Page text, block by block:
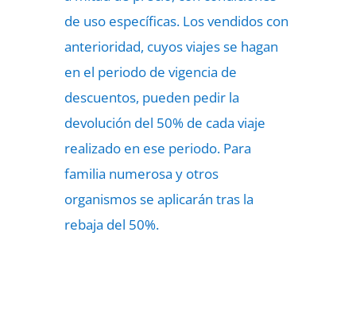
de uso específicas. Los vendidos con
anterioridad, cuyos viajes se hagan
en el periodo de vigencia de
descuentos, pueden pedir la
devolución del 50% de cada viaje
realizado en ese periodo. Para
familia numerosa y otros
organismos se aplicarán tras la
rebaja del 50%.